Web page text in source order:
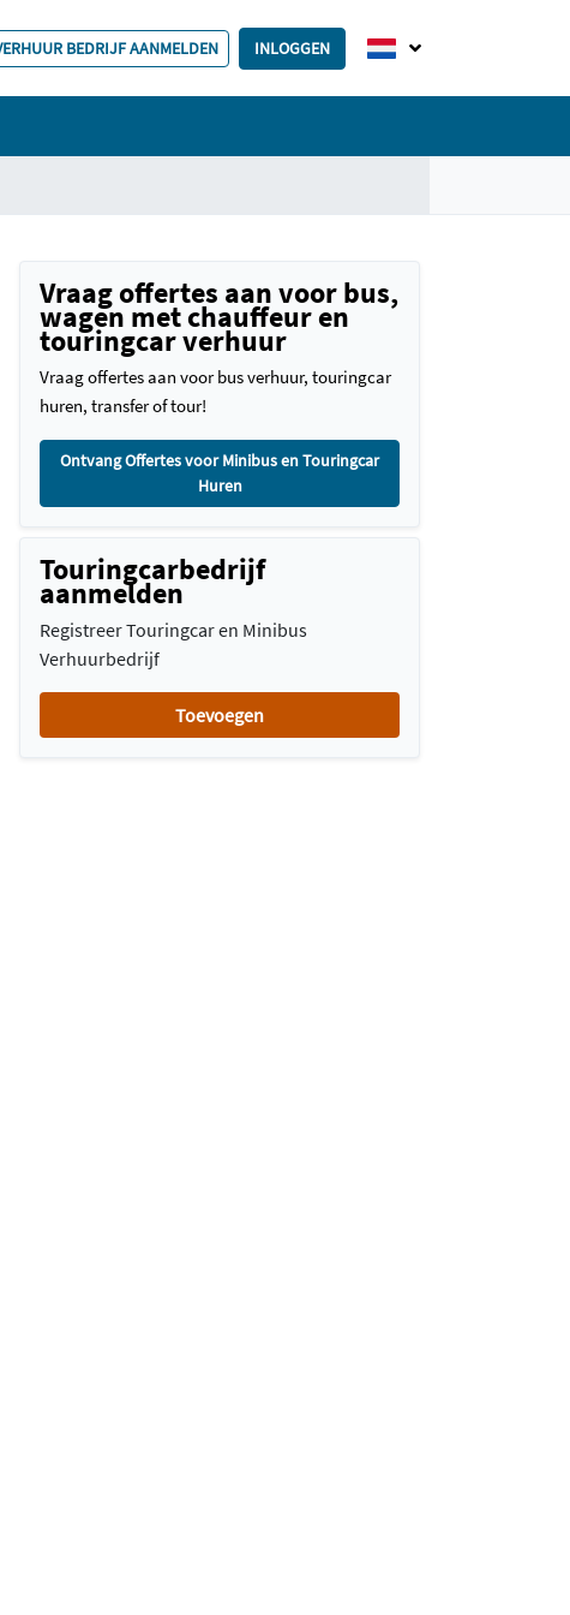
BEDRIJF AANMELDEN INLOGGEN
Vraag offertes aan voor bus,
wagen met chauffeur en
touringcar verhuur
Vraag offertes aan voor bus verhuur, touringcar
huren, transfer of tour!
Ontvang Offertes voor Minibus en Touringcar
Huren
Touringcarbedrijf
aanmelden
Registreer Touringcar en Minibus
Verhuurbedrijf
Toevoegen